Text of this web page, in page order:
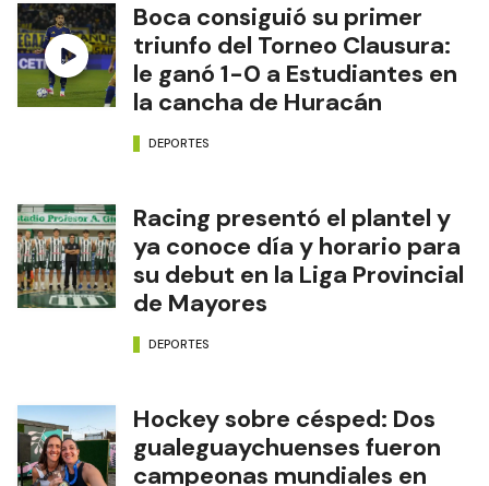
Boca consiguió su primer
triunfo del Torneo Clausura:
le ganó 1-0 a Estudiantes en
la cancha de Huracán
DEPORTES
Racing presentó el plantel y
ya conoce día y horario para
su debut en la Liga Provincial
de Mayores
DEPORTES
Hockey sobre césped: Dos
gualeguaychuenses fueron
campeonas mundiales en